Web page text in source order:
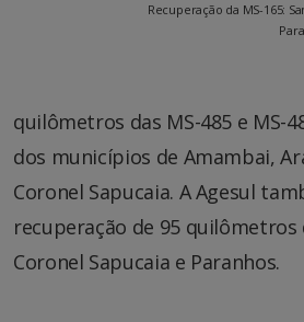
Recuperação da MS-165:
quilômetros das MS-485 e MS-
dos municípios de Amambai,
Coronel Sapucaia. A Agesul
recuperação de 95 quilômetros
Coronel Sapucaia e Paranhos.